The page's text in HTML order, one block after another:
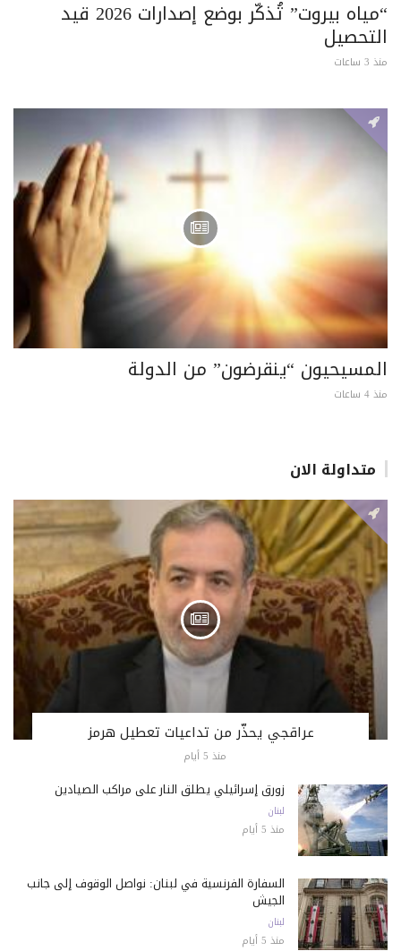
“مياه بيروت” تُذكّر بوضع إصدارات 2026 قيد
التحصيل
منذ 3 ساعات
المسيحيون “ينقرضون” من الدولة
منذ 4 ساعات
متداولة الان
عراقجي يحذّر من تداعيات تعطيل هرمز
منذ 5 أيام
زورق إسرائيلي يطلق النار على مراكب الصيادين
لبنان
منذ 5 أيام
السفارة الفرنسية في لبنان: نواصل الوقوف إلى جانب
الجيش
لبنان
منذ 5 أيام